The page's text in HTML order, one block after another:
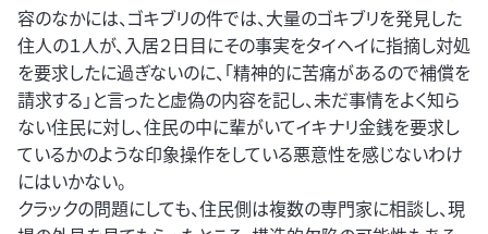
容のなかには、ゴキブリの件では、大量のゴキブリを発見した
住人の１人が、入居２日目にその事実をタイヘイに指摘し対処
を要求したに過ぎないのに、「精神的に苦痛があるので補償を
請求する」と言ったと虚偽の内容を記し、未だ事情をよく知ら
ない住民に対し、住民の中に輩がいてイキナリ金銭を要求し
ているかのような印象操作をしている悪意性を感じないわけ
にはいかない。
クラックの問題にしても、住民側は複数の専門家に相談し、現